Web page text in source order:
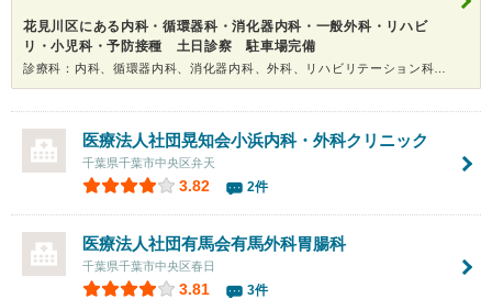
花見川区にある内科・循環器科・消化器内科・一般外科・リハビ
リ・小児科・予防接種 土日診察 駐車場完備
医療法人社団晃知会小浜内科・外科クリニック
千葉県千葉市中央区弁天
3.82 2件
医療法人社団有馬会有馬外科胃腸科
千葉県千葉市中央区春日
3.81 3件